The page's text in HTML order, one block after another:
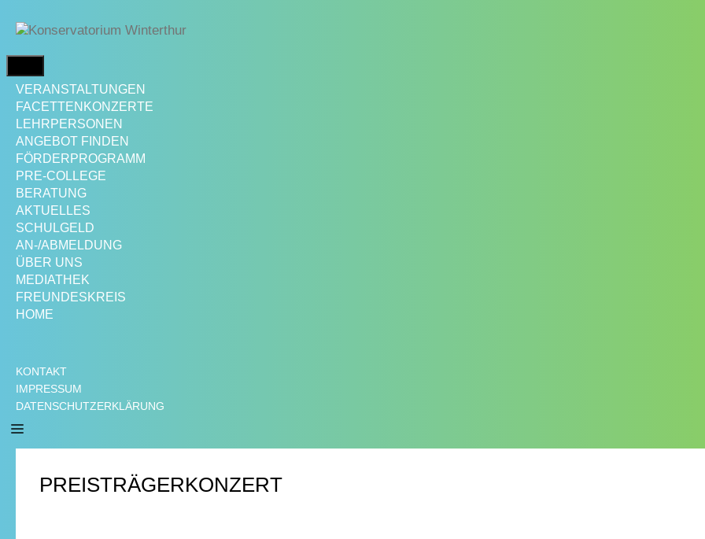
zum
VERANSTALTUNGEN
FACETTENKONZERTE
LEHRPERSONEN
ANGEBOT FINDEN
FÖRDERPROGRAMM
PRE-COLLEGE
BERATUNG
AKTUELLES
SCHULGELD
AN-/ABMELDUNG
ÜBER UNS
MEDIATHEK
FREUNDESKREIS
HOME
KONTAKT
IMPRESSUM
DATENSCHUTZERKLÄRUNG
PREISTRÄGERKONZERT